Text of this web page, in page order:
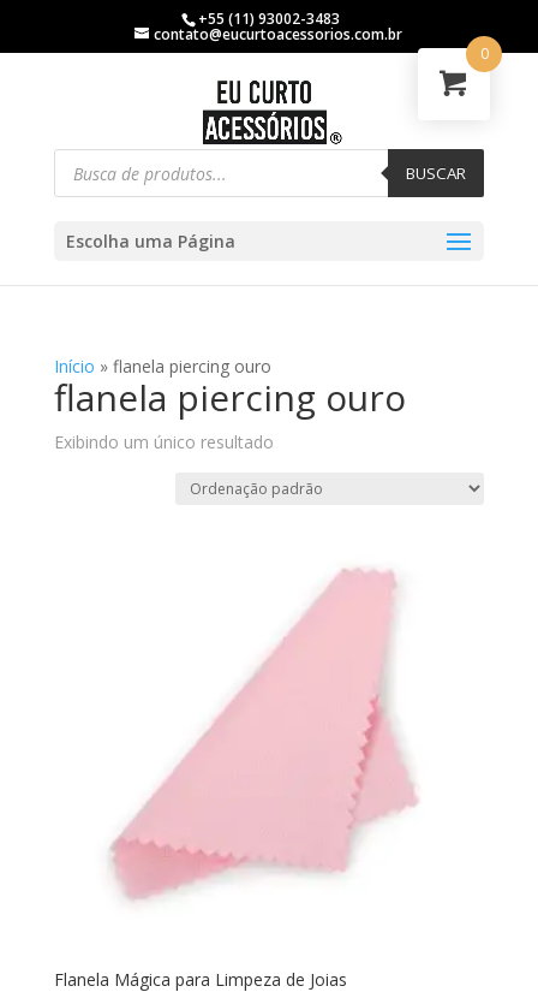
+55 (11) 93002-3483
contato@eucurtoacessorios.com.br
BUSCAR
Escolha uma Página
Início » flanela piercing ouro
flanela piercing ouro
Exibindo um único resultado
Flanela Mágica para Limpeza de Joias
0